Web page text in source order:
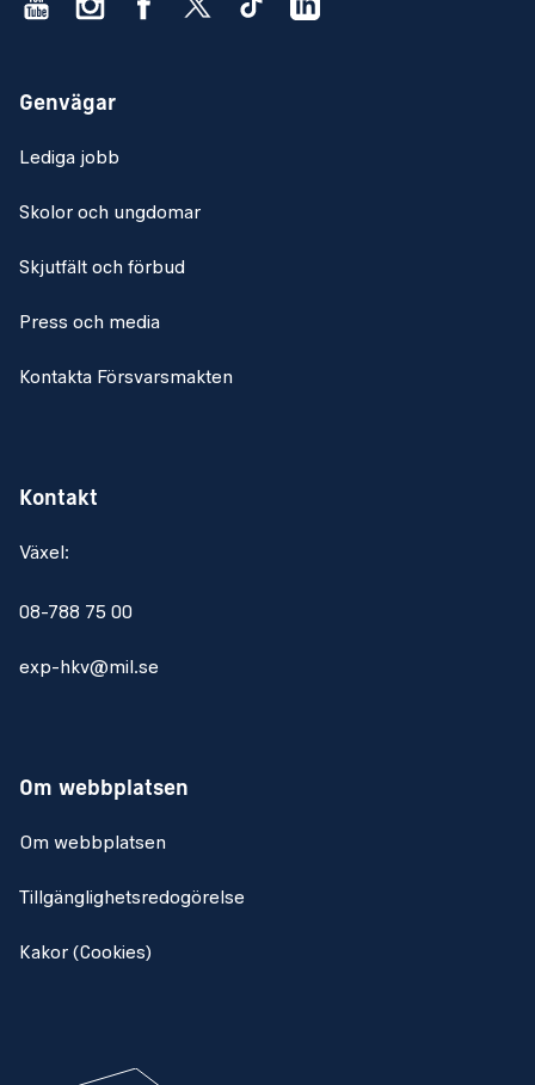
Genvägar
Lediga jobb
Skolor och ungdomar
Skjutfält och förbud
Press och media
Kontakta Försvarsmakten
Kontakt
Växel:
08-788 75 00
exp-hkv@mil.se
Om webbplatsen
Om webbplatsen
Tillgänglighetsredogörelse
Kakor (Cookies)